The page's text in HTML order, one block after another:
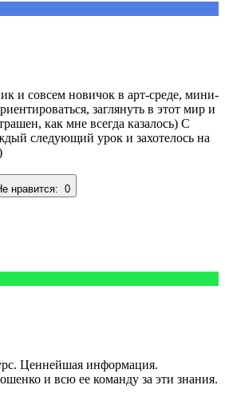
и совсем новичок в арт-среде, мини-
заглянуть в этот мир и
как мне всегда казалось) С
следующий урок и захотелось на
нравится: 0
Ценнейшая информация.
и всю ее команду за эти знания.